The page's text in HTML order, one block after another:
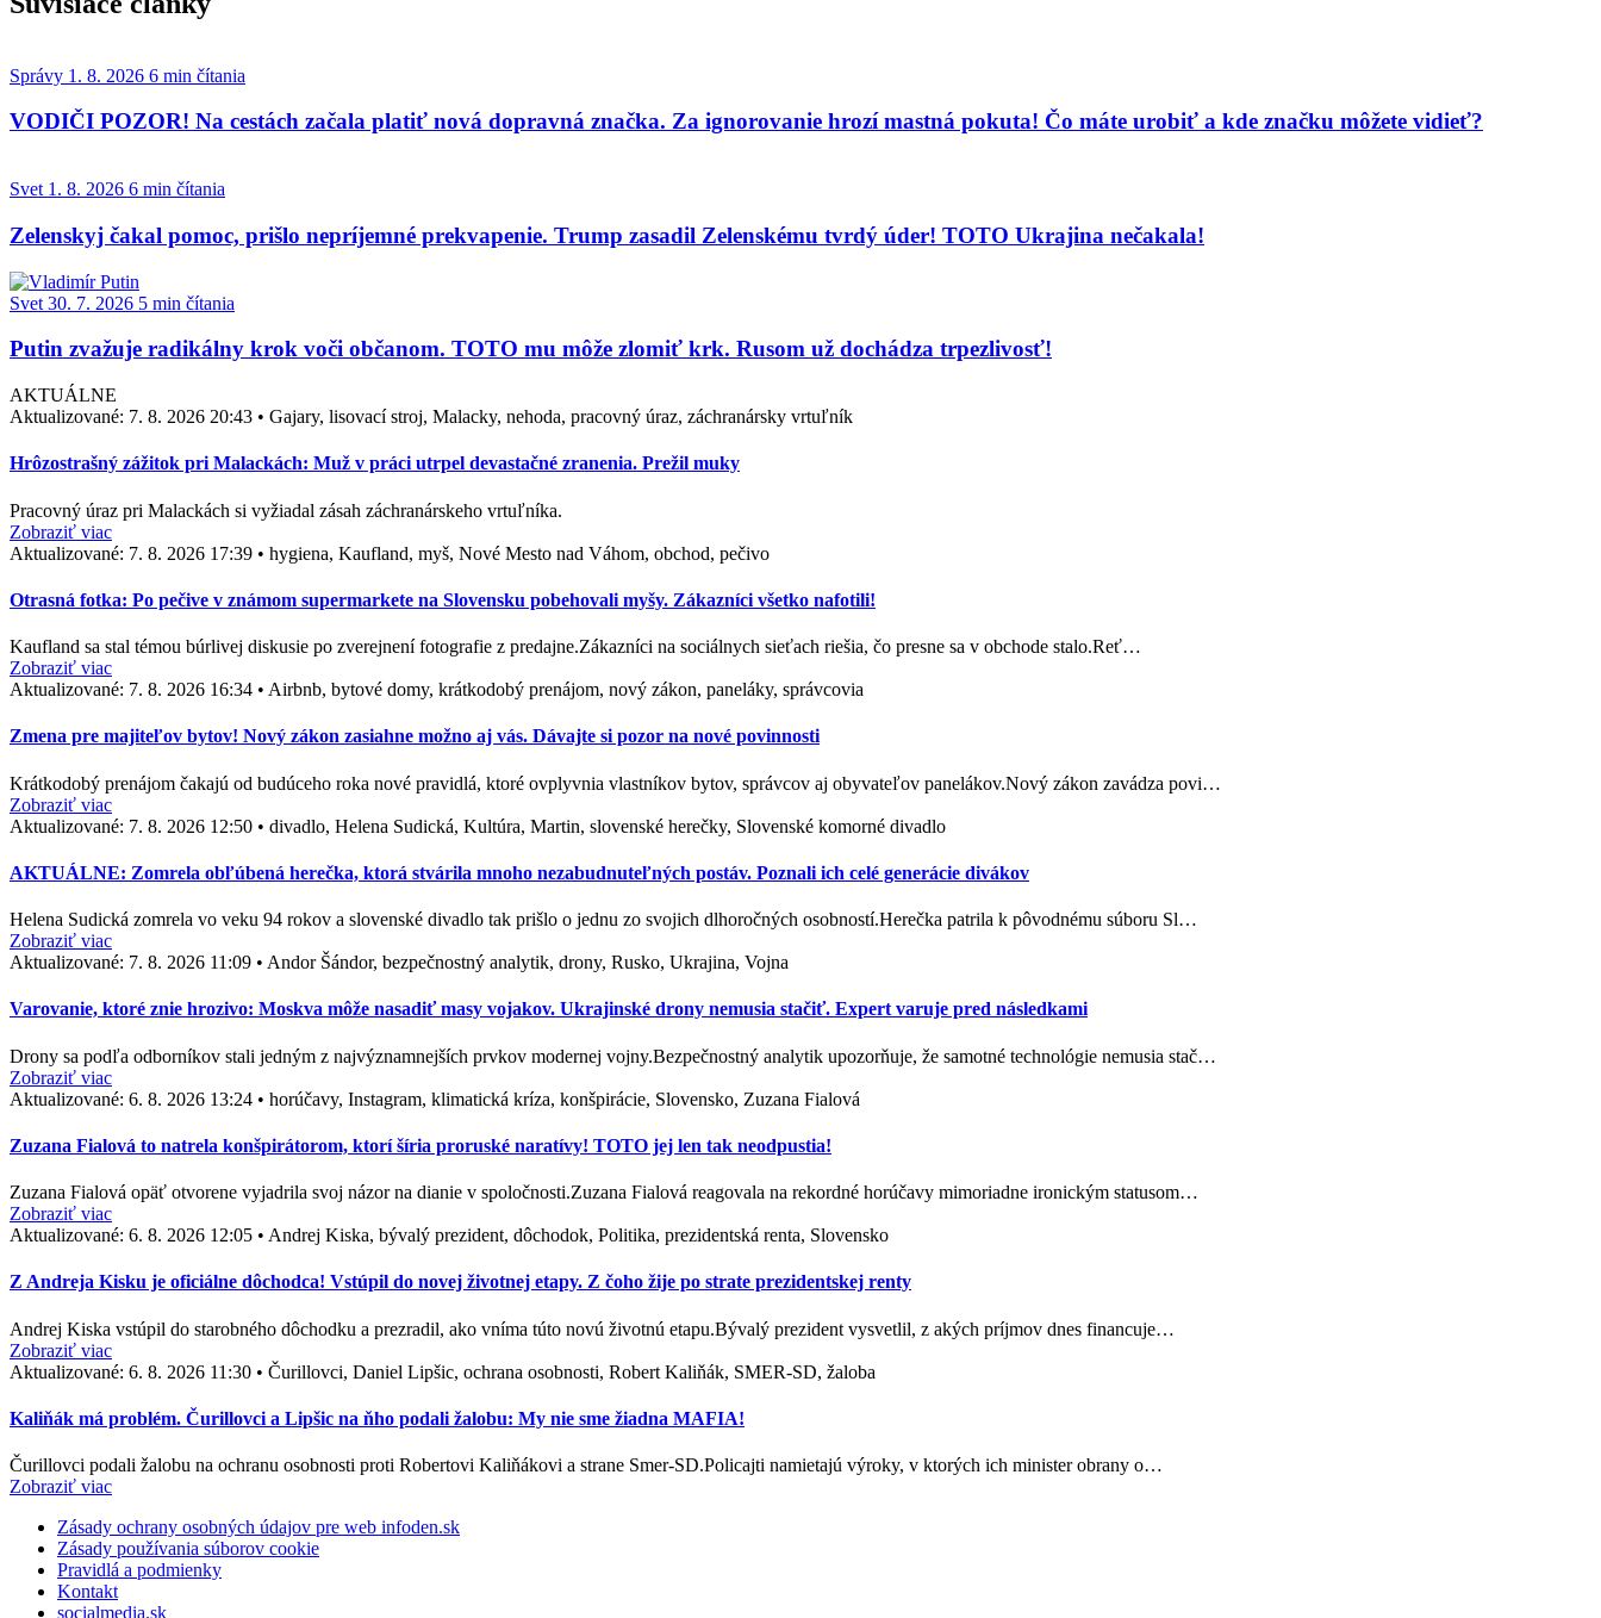
Správy 1. 8. 2026 6 min čítania
VODIČI POZOR! Na cestách začala platiť nová dopravná značka. Za ignorovanie hrozí mastná pokuta! Čo máte urobiť a kde značku môžete vidieť?
Svet 1. 8. 2026 6 min čítania
Zelenskyj čakal pomoc, prišlo nepríjemné prekvapenie. Trump zasadil Zelenskému tvrdý úder! TOTO Ukrajina nečakala!
Svet 30. 7. 2026 5 min čítania
Putin zvažuje radikálny krok voči občanom. TOTO mu môže zlomiť krk. Rusom už dochádza trpezlivosť!
AKTUÁLNE
Aktualizované: 7. 8. 2026 20:43 • Gajary, lisovací stroj, Malacky, nehoda, pracovný úraz, záchranársky vrtuľník
Hrôzostrašný zážitok pri Malackách: Muž v práci utrpel devastačné zranenia. Prežil muky
Pracovný úraz pri Malackách si vyžiadal zásah záchranárskeho vrtuľníka.
Zobraziť viac
Aktualizované: 7. 8. 2026 17:39 • hygiena, Kaufland, myš, Nové Mesto nad Váhom, obchod, pečivo
Otrasná fotka: Po pečive v známom supermarkete na Slovensku pobehovali myšy. Zákazníci všetko nafotili!
Kaufland sa stal témou búrlivej diskusie po zverejnení fotografie z predajne.Zákazníci na sociálnych sieťach riešia, čo presne sa v obchode stalo.Reť…
Zobraziť viac
Aktualizované: 7. 8. 2026 16:34 • Airbnb, bytové domy, krátkodobý prenájom, nový zákon, paneláky, správcovia
Zmena pre majiteľov bytov! Nový zákon zasiahne možno aj vás. Dávajte si pozor na nové povinnosti
Krátkodobý prenájom čakajú od budúceho roka nové pravidlá, ktoré ovplyvnia vlastníkov bytov, správcov aj obyvateľov panelákov.Nový zákon zavádza povi…
Zobraziť viac
Aktualizované: 7. 8. 2026 12:50 • divadlo, Helena Sudická, Kultúra, Martin, slovenské herečky, Slovenské komorné divadlo
AKTUÁLNE: Zomrela obľúbená herečka, ktorá stvárila mnoho nezabudnuteľných postáv. Poznali ich celé generácie divákov
Helena Sudická zomrela vo veku 94 rokov a slovenské divadlo tak prišlo o jednu zo svojich dlhoročných osobností.Herečka patrila k pôvodnému súboru Sl…
Zobraziť viac
Aktualizované: 7. 8. 2026 11:09 • Andor Šándor, bezpečnostný analytik, drony, Rusko, Ukrajina, Vojna
Varovanie, ktoré znie hrozivo: Moskva môže nasadiť masy vojakov. Ukrajinské drony nemusia stačiť. Expert varuje pred následkami
Drony sa podľa odborníkov stali jedným z najvýznamnejších prvkov modernej vojny.Bezpečnostný analytik upozorňuje, že samotné technológie nemusia stač…
Zobraziť viac
Aktualizované: 6. 8. 2026 13:24 • horúčavy, Instagram, klimatická kríza, konšpirácie, Slovensko, Zuzana Fialová
Zuzana Fialová to natrela konšpirátorom, ktorí šíria proruské naratívy! TOTO jej len tak neodpustia!
Zuzana Fialová opäť otvorene vyjadrila svoj názor na dianie v spoločnosti.Zuzana Fialová reagovala na rekordné horúčavy mimoriadne ironickým statusom…
Zobraziť viac
Aktualizované: 6. 8. 2026 12:05 • Andrej Kiska, bývalý prezident, dôchodok, Politika, prezidentská renta, Slovensko
Z Andreja Kisku je oficiálne dôchodca! Vstúpil do novej životnej etapy. Z čoho žije po strate prezidentskej renty
Andrej Kiska vstúpil do starobného dôchodku a prezradil, ako vníma túto novú životnú etapu.Bývalý prezident vysvetlil, z akých príjmov dnes financuje…
Zobraziť viac
Aktualizované: 6. 8. 2026 11:30 • Čurillovci, Daniel Lipšic, ochrana osobnosti, Robert Kaliňák, SMER-SD, žaloba
Kaliňák má problém. Čurillovci a Lipšic na ňho podali žalobu: My nie sme žiadna MAFIA!
Čurillovci podali žalobu na ochranu osobnosti proti Robertovi Kaliňákovi a strane Smer-SD.Policajti namietajú výroky, v ktorých ich minister obrany o…
Zobraziť viac
Zásady ochrany osobných údajov pre web infoden.sk
Zásady používania súborov cookie
Pravidlá a podmienky
Kontakt
socialmedia.sk